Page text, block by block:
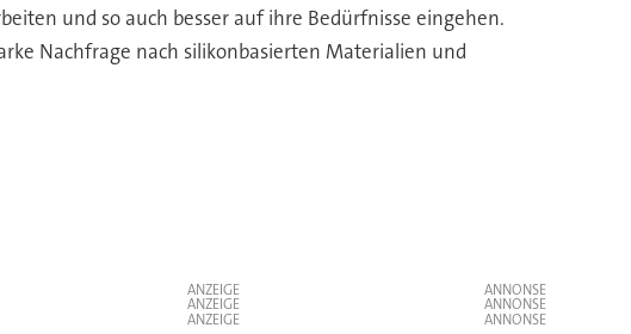
und so auch besser auf ihre Bedürfnisse eingehen.
Nachfrage nach silikonbasierten Materialien und
ANZEIGE
ANZEIGE
ANZEIGE